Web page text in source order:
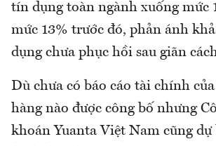
tín dụng toàn ngành xuống mức
mức 13% trước đó, phản ánh
dụng chưa phục hồi sau giãn
Dù chưa có báo cáo tài chính
hàng nào được công bố nhưng
khoán Yuanta Việt Nam cũng